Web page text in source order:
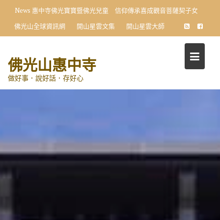
content
News 惠中寺佛光寶寶暨佛光兒童 信仰傳承喜成觀音菩薩契子女
佛光山全球資訊網
開山星雲文集 開山星雲大師
佛光山惠中寺
做好事．說好話．存好心